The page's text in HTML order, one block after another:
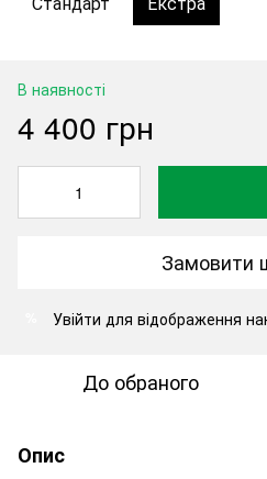
В наявності
4 400 грн
Замовити
Увійти для відображення
До обраного
Опис